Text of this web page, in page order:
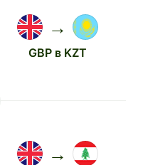
→
GBP в KZT
→